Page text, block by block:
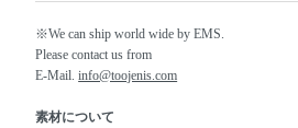
※We can ship world wide by EMS.
Please contact us from
E-Mail.info@toojenis.com
素材について